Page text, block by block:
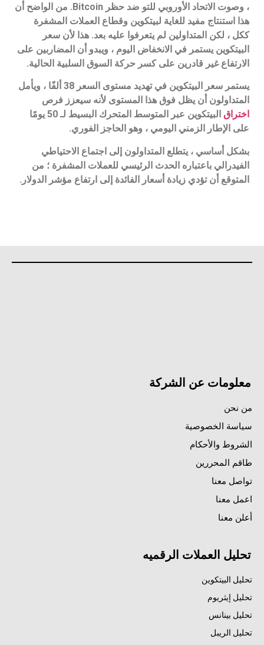
، وصوت الاتحاد الأوروبي للتو ضد حظر Bitcoin. من الواضح أن
هذا استنتاج مفيد للغاية لبيتكوين وقطاع العملات المشفرة
ككل ، لكن المتداولين لم يتعرفوا عليه بعد. هذا لأن سعر
البيتكوين يستمر في الانخفاض اليوم ، ويبدو أن المضاربين على
الارتفاع غير قادرين على كسر حركة السوق السلبية الحالية.
يستمر سعر البيتكوين في تهديد مستوى السعر 38 ألفًا ، ويأمل
المتداولون أن يظل فوق هذا المستوى لأنه سيعزز فرص
اختراق
البيتكوين عبر المتوسط المتحرك البسيط لـ 50 يومًا
على الإطار الزمني اليومي ، وهو الحاجز الفوري.
بشكل أساسي ، يتطلع المتداولون إلى اجتماع الاحتياطي
الفيدرالي باعتباره الحدث الرئيسي للعملات المشفرة ؛ من
المتوقع أن تؤدي زيادة أسعار الفائدة إلى ارتفاع مؤشر الدولار.
معلومات عن الشركة
من نحن
سياسة الخصوصية
الشروط والأحكام
طاقم المحررين
تواصل معنا
اعمل معنا
أعلن معنا
تحليل العملات الرقميه
تحليل البيتكوين
تحليل إيثريوم
تحليل بينانس
تحليل الريبل